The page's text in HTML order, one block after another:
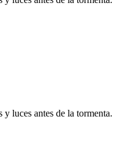
luces antes de la tormenta.